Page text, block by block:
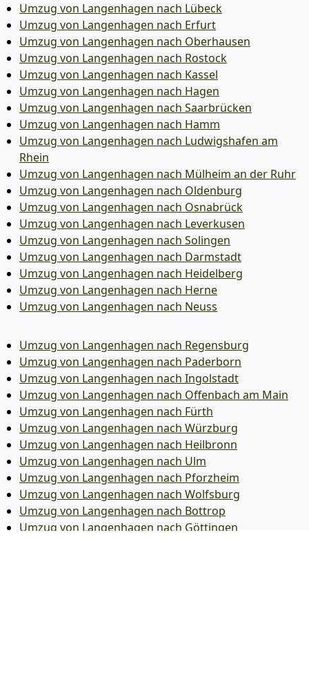
Umzug von Langenhagen nach Lübeck
Umzug von Langenhagen nach Erfurt
Umzug von Langenhagen nach Oberhausen
Umzug von Langenhagen nach Rostock
Umzug von Langenhagen nach Kassel
Umzug von Langenhagen nach Hagen
Umzug von Langenhagen nach Saarbrücken
Umzug von Langenhagen nach Hamm
Umzug von Langenhagen nach Ludwigshafen am
Rhein
Umzug von Langenhagen nach Mülheim an der Ruhr
Umzug von Langenhagen nach Oldenburg
Umzug von Langenhagen nach Osnabrück
Umzug von Langenhagen nach Leverkusen
Umzug von Langenhagen nach Solingen
Umzug von Langenhagen nach Darmstadt
Umzug von Langenhagen nach Heidelberg
Umzug von Langenhagen nach Herne
Umzug von Langenhagen nach Neuss
Umzug von Langenhagen nach Regensburg
Umzug von Langenhagen nach Paderborn
Umzug von Langenhagen nach Ingolstadt
Umzug von Langenhagen nach Offenbach am Main
Umzug von Langenhagen nach Fürth
Umzug von Langenhagen nach Würzburg
Umzug von Langenhagen nach Heilbronn
Umzug von Langenhagen nach Ulm
Umzug von Langenhagen nach Pforzheim
Umzug von Langenhagen nach Wolfsburg
Umzug von Langenhagen nach Bottrop
Umzug von Langenhagen nach Göttingen